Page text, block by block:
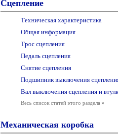
Сцепление
Техническая характеристика
Общая информация
Трос сцепления
Педаль сцепления
Снятие сцепления
Подшипник выключения
Вал выключения сцепления и
Весь список статей этого раздела »
Механическая коробка